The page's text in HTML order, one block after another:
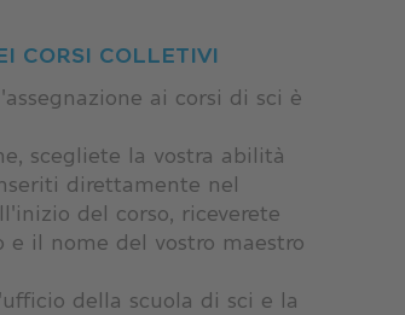
CORSI COLLETIVI
ai corsi di sci è
scegliete la vostra abilità
direttamente nel
del corso, riceverete
il nome del vostro maestro
della scuola di sci e la